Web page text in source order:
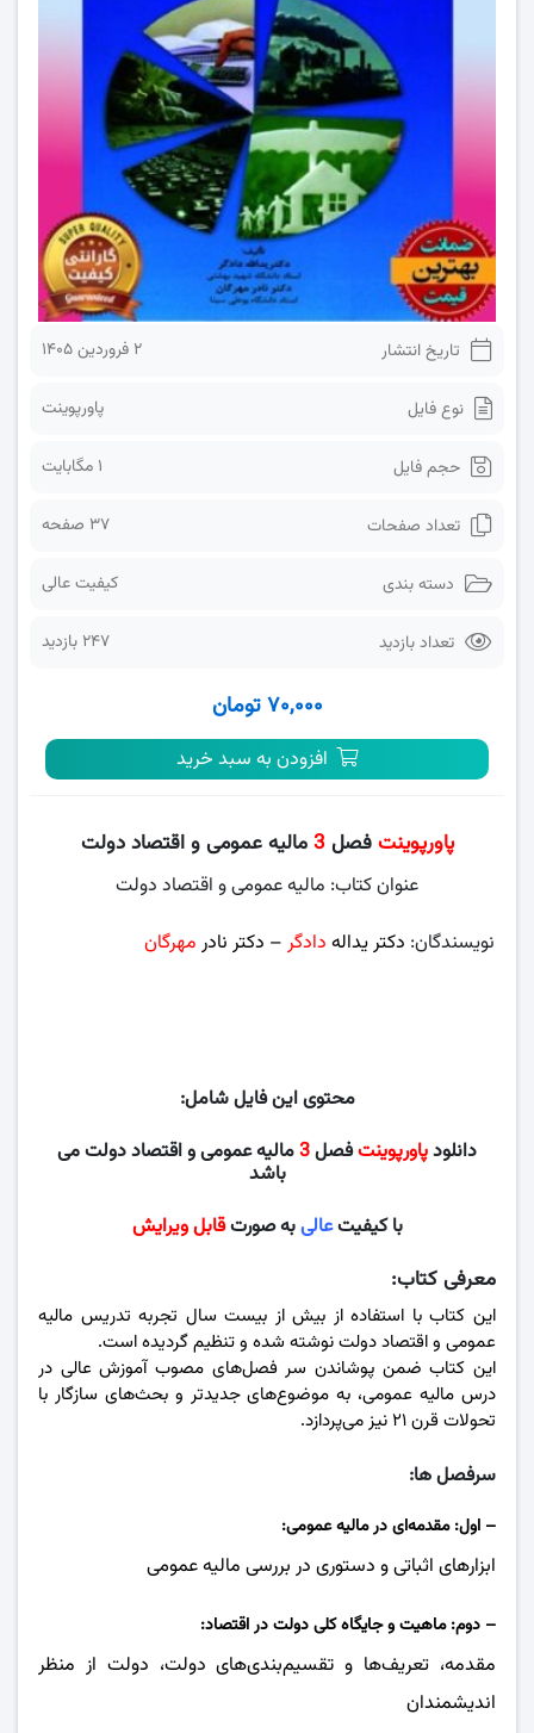
تاریخ انتشار 2 فروردین 1405
نوع فایل پاورپوینت
حجم فایل 1 مگابایت
تعداد صفحات 37 صفحه
دسته بندی کیفیت عالی
تعداد بازدید 247 بازدید
۷۰,۰۰۰ تومان
افزودن به سبد خرید
پاورپوینتفصل3مالیه عمومی و اقتصاد دولت
عنوان کتاب: مالیه عمومی و اقتصاد دولت
نویسندگان: دکتر یداله دادگر – دکتر نادر مهرگان
محتوی این فایل شامل:
دانلودپاورپوینتفصل3مالیه عمومی و اقتصاد دولت می
باشد
با کیفیتعالیبه صورتقابل ویرایش
معرفی کتاب:
این کتاب با استفاده از بیش از بیست سال تجربه تدریس مالیه
عمومی و اقتصاد دولت نوشته شده و تنظیم گردیده است.
این کتاب ضمن پوشاندن سر فصل‌های مصوب آموزش عالی در
درس مالیه عمومی، به موضوع‌های جدیدتر و بحث‌های سازگار با
تحولات قرن ٢۱ نیز می‌پردازد.
سرفصل ها:
– اول: مقدمه‌ای در مالیه عمومی:
ابزارهای اثباتی و دستوری در بررسی مالیه عمومی
– دوم: ماهیت و جایگاه کلی دولت در اقتصاد:
مقدمه، تعریف‌ها و تقسیم‌بندی‌های دولت، دولت از منظر
اندیشمندان